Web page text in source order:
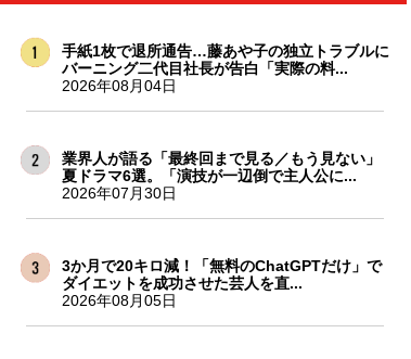
手紙1枚で退所通告…藤あや子の独立トラブルに
バーニング二代目社長が告白「実際の料...
2026年08月04日
業界人が語る「最終回まで見る／もう見ない」
夏ドラマ6選。「演技が一辺倒で主人公に...
2026年07月30日
3か月で20キロ減！「無料のChatGPTだけ」で
ダイエットを成功させた芸人を直...
2026年08月05日